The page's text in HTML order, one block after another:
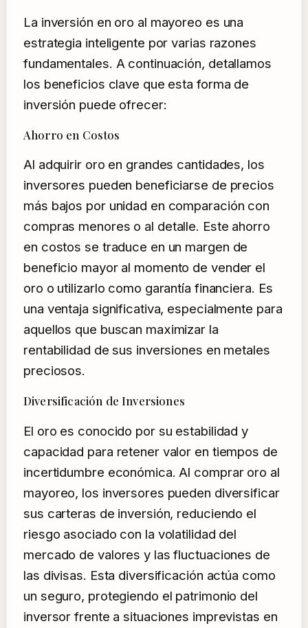
La inversión en oro al mayoreo es una
estrategia inteligente por varias razones
fundamentales. A continuación, detallamos
los beneficios clave que esta forma de
inversión puede ofrecer:
Ahorro en Costos
Al adquirir oro en grandes cantidades, los
inversores pueden beneficiarse de precios
más bajos por unidad en comparación con
compras menores o al detalle. Este ahorro
en costos se traduce en un margen de
beneficio mayor al momento de vender el
oro o utilizarlo como garantía financiera. Es
una ventaja significativa, especialmente para
aquellos que buscan maximizar la
rentabilidad de sus inversiones en metales
preciosos.
Diversificación de Inversiones
El oro es conocido por su estabilidad y
capacidad para retener valor en tiempos de
incertidumbre económica. Al comprar oro al
mayoreo, los inversores pueden diversificar
sus carteras de inversión, reduciendo el
riesgo asociado con la volatilidad del
mercado de valores y las fluctuaciones de
las divisas. Esta diversificación actúa como
un seguro, protegiendo el patrimonio del
inversor frente a situaciones imprevistas en